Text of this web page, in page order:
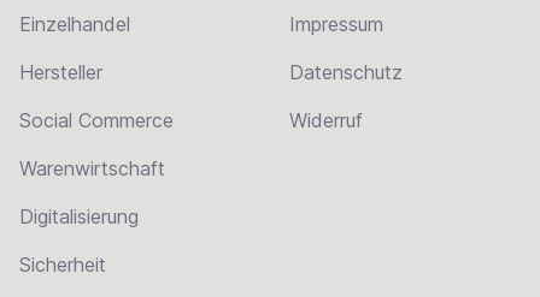
Einzelhandel
Hersteller
Social Commerce
Warenwirtschaft
Digitalisierung
Sicherheit
Impressum
Datenschutz
Widerruf